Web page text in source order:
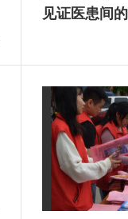
见证医患间